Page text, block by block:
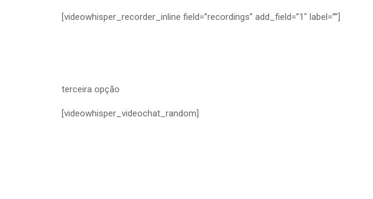
[videowhisper_recorder_inline field=”recordings” add_field=”1″ label=””]
terceira opção
[videowhisper_videochat_random]